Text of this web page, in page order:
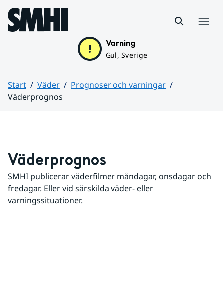
Hoppa till sidans innehåll
Varning
Gul, Sverige
Start Väder
Prognoser och varningar
Väderprognos
Väderprognos
SMHI publicerar väderfilmer måndagar, onsdagar och
fredagar. Eller vid särskilda väder- eller
varningssituationer.